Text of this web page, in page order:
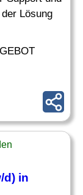
Lösung
d) in